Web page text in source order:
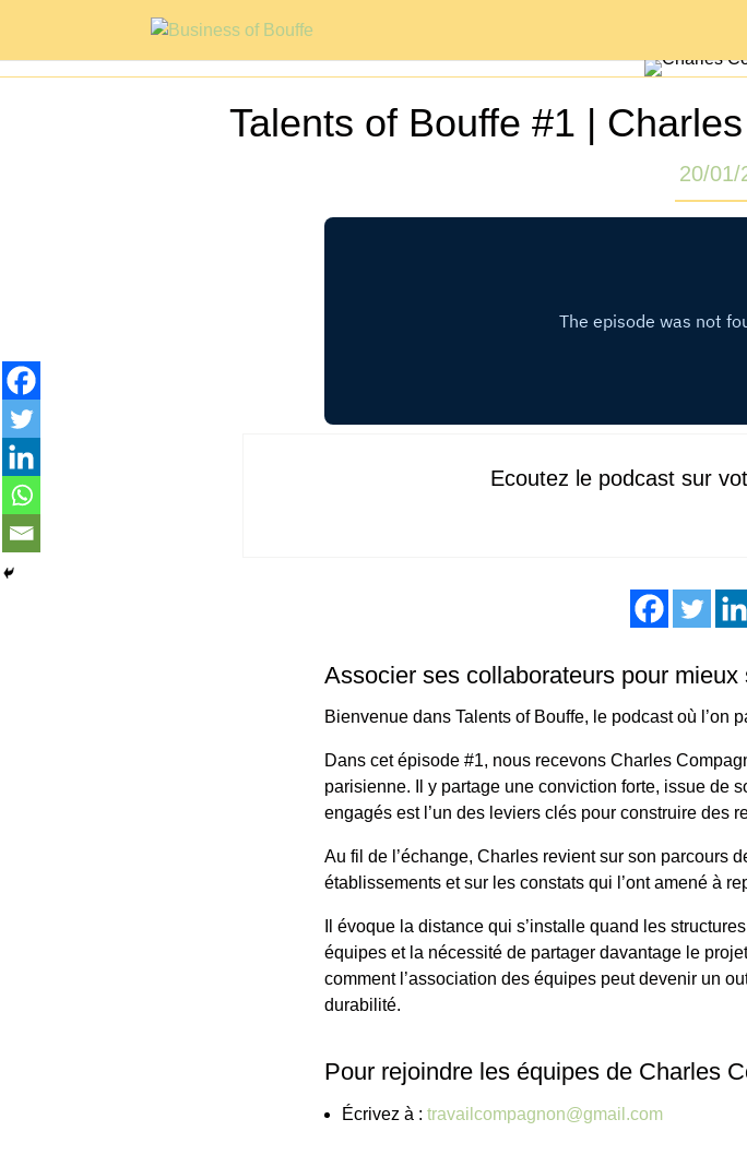
Talents of Bouffe #1 |
20/01/
Ecoutez le podcast sur
Associer ses collaborateurs pour mieux
Bienvenue dans Talents of Bouffe, le podcast où l’on
Dans cet épisode #1, nous recevons Charles
parisienne. Il y partage une conviction forte, issue de
engagés est l’un des leviers clés pour construire des
Au fil de l’échange, Charles revient sur son parcours
établissements et sur les constats qui l’ont amené à
Il évoque la distance qui s’installe quand les
équipes et la nécessité de partager davantage le
comment l’association des équipes peut devenir un
durabilité.
Pour rejoindre les équipes de Charles
Écrivez à : travailcompagnon@gmail.com